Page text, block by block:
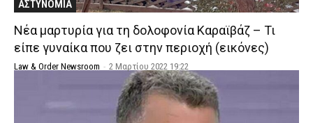
ΑΣΤΥΝΟΜΙΑ
Νέα μαρτυρία για τη δολοφονία Καραϊβάζ – Τι
είπε γυναίκα που ζει στην περιοχή (εικόνες)
Law & Order Newsroom - 2 Μαρτίου 2022 19:22